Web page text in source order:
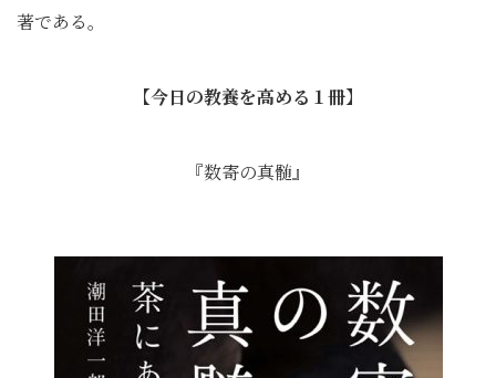
著である。
【今日の教養を高める１冊】
『数寄の真髄』